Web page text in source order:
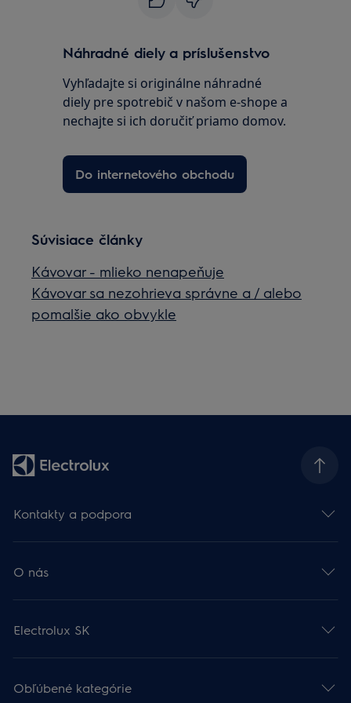
Náhradné diely a príslušenstvo
Vyhľadajte si originálne náhradné
diely pre spotrebič v našom e-shope a
nechajte si ich doručiť priamo domov.
Do internetového obchodu
Súvisiace články
Kávovar - mlieko nenapeňuje
Kávovar sa nezohrieva správne a / alebo
pomalšie ako obvykle
Kontakty a podpora
O nás
Electrolux SK
Obľúbené kategórie